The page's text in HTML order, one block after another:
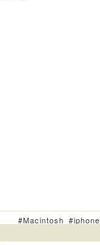
#Macintosh #iphone